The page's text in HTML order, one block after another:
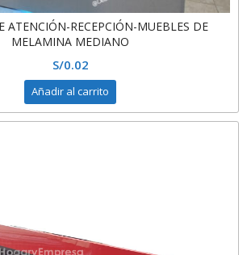
ATENCIÓN-RECEPCIÓN-MUEBLES DE
MELAMINA MEDIANO
S/0.02
Añadir al carrito